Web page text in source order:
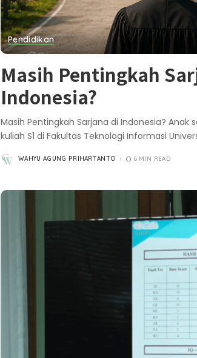
Pendidikan
Masih Pentingkah
Indonesia?
Masih Pentingkah Sarjana di Indonesia?
kuliah S1 di Fakultas Teknologi Informasi
POSTED
BY
WAHYU AGUNG PRIHARTANTO 6 MIN READ